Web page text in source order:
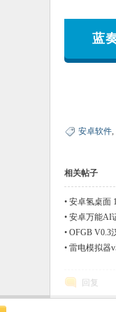
蓝
安卓软件,
相关帖子
• 安卓氢桌面
• 安卓万能AI
• OFGB V0.3
• 雷电模拟器
回复